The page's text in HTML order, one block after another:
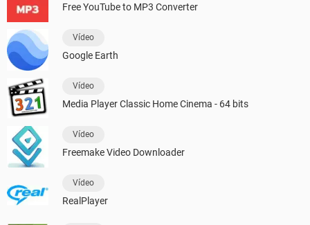
Free YouTube to MP3 Converter
Vídeo
Google Earth
Vídeo
Media Player Classic Home Cinema - 64 bits
Vídeo
Freemake Video Downloader
Vídeo
RealPlayer